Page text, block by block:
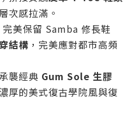
次感拉滿。
完美保留 Samba 修長鞋
結構 ，完美應對都市高頻
襲經典 Gum Sole 生膠
厚的美式復古學院風與復